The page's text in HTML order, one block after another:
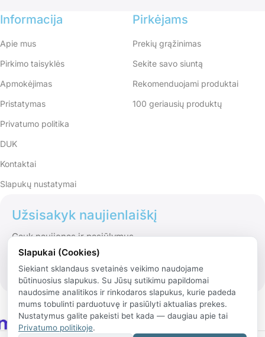
Informacija
Apie mus
Pirkimo taisyklės
Apmokėjimas
Pristatymas
Privatumo politika
DUK
Kontaktai
Slapukų nustatymai
Pirkėjams
Prekių grąžinimas
Sekite savo siuntą
Rekomenduojami produktai
100 geriausių produktų
Užsisakyk naujienlaiškį
Gauk naujienas ir pasiūlymus
Slapukai (Cookies)
Siekiant sklandaus svetainės veikimo naudojame
būtinuosius slapukus. Su Jūsų sutikimu papildomai
naudosime analitikos ir rinkodaros slapukus, kurie padeda
mums tobulinti parduotuvę ir pasiūlyti aktualias prekes.
Nustatymus galite pakeisti bet kada — daugiau apie tai
Privatumo politikoje.